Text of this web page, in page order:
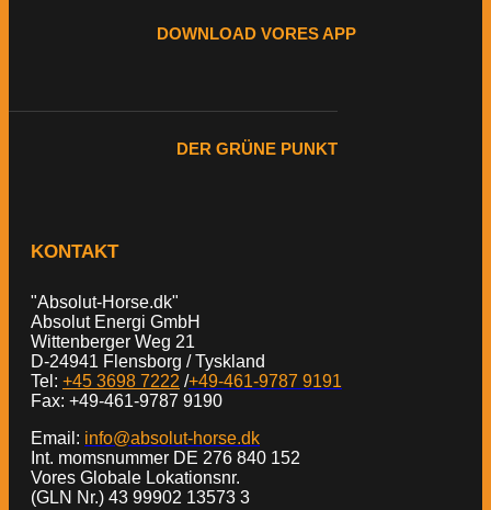
DOWNLOAD VORES APP
DER GRÜNE PUNKT
KONTAKT
"Absolut-Horse.dk"
Absolut Energi GmbH
Wittenberger Weg 21
D-24941 Flensborg / Tyskland
Tel: +45 3698 7222 /+49-461-9787 9191
Fax: +49-461-9787 9190
Email: info@absolut-horse.dk
Int. momsnummer DE 276 840 152
Vores Globale Lokationsnr.
(GLN Nr.) 43 99902 13573 3